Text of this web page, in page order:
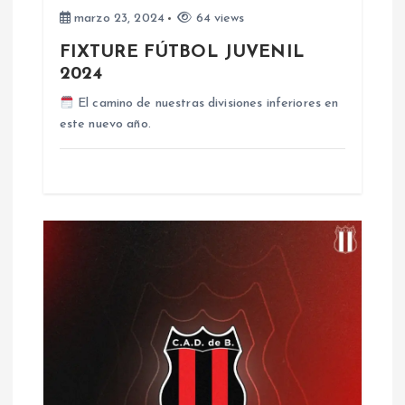
s
marzo 23, 2024 64 views
FIXTURE FÚTBOL JUVENIL
2024
El camino de nuestras divisiones inferiores en
este nuevo año.